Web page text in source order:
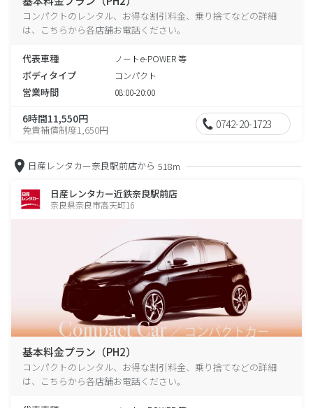
コンパクトのレンタル、お得な割引料金、乗り捨てなどの詳細
は、こちらから各店舗お電話ください。
代表車種 ノートe-POWER 等
ボディタイプ コンパクト
営業時間 08:00-20:00
6時間11,550円
免責補償制度1,650円 0742-20-1723
日産レンタカー奈良駅前店から 518m
日産レンタカー近鉄奈良駅前店
奈良県奈良市高天町16
基本料金プラン（PH2）
コンパクトのレンタル、お得な割引料金、乗り捨てなどの詳細
は、こちらから各店舗お電話ください。